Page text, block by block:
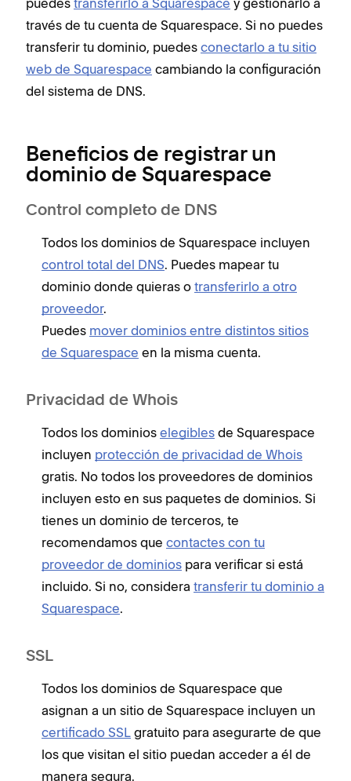
puedes transferirlo a Squarespace y gestionarlo a
través de tu cuenta de Squarespace. Si no puedes
transferir tu dominio, puedes conectarlo a tu sitio
web de Squarespace cambiando la configuración
del sistema de DNS.
Beneficios de registrar un
dominio de Squarespace
Control completo de DNS
Todos los dominios de Squarespace incluyen
control total del DNS. Puedes mapear tu
dominio donde quieras o transferirlo a otro
proveedor.
Puedes mover dominios entre distintos sitios
de Squarespace en la misma cuenta.
Privacidad de Whois
Todos los dominios elegibles de Squarespace
incluyen protección de privacidad de Whois
gratis. No todos los proveedores de dominios
incluyen esto en sus paquetes de dominios. Si
tienes un dominio de terceros, te
recomendamos que contactes con tu
proveedor de dominios para verificar si está
incluido. Si no, considera transferir tu dominio a
Squarespace.
SSL
Todos los dominios de Squarespace que
asignan a un sitio de Squarespace incluyen un
certificado SSL gratuito para asegurarte de que
los que visitan el sitio puedan acceder a él de
manera segura.